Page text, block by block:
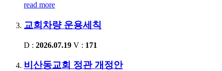
read more
교회차량 운용세칙
D : 2026.07.19 V : 171
비산동교회 정관 개정안